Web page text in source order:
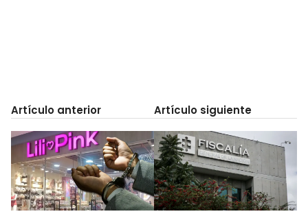
Artículo anterior Artículo siguiente